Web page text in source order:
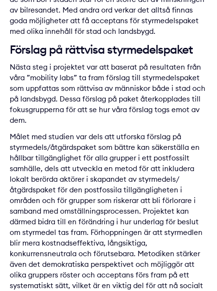
av bilresandet. Med andra ord verkar det alltså finnas
goda möjligheter att få acceptans för styrmedelspaket
med olika innehåll för stad och landsbygd.
Förslag på rättvisa styrmedelspaket
Nästa steg i projektet var att baserat på resultaten från
våra ”mobility labs” ta fram förslag till styrmedelspaket
som uppfattas som rättvisa av människor både i stad och
på landsbygd. Dessa förslag på paket återkopplades till
fokusgrupperna för att se hur våra förslag togs emot av
dem.
Målet med studien var dels att utforska förslag på
styrmedels/åtgärdspaket som bättre kan säkerställa en
hållbar tillgänglighet för alla grupper i ett postfossilt
samhälle, dels att utveckla en metod för att inkludera
lokalt berörda aktörer i skapandet av styrmedels/
åtgärdspaket för den postfossila tillgängligheten i
områden och för grupper som riskerar att bli förlorare i
samband med omställningsprocessen. Projektet kan
därmed bidra till en förändring i hur underlag för beslut
om styrmedel tas fram. Förhoppningen är att styrmedlen
blir mera kostnadseffektiva, långsiktiga,
konkurrensneutrala och förutsebara. Metodiken stärker
även det demokratiska perspektivet och möjliggör att
olika gruppers röster och acceptans förs fram på ett
systematiskt sätt, vilket är en viktig del för att nå socialt